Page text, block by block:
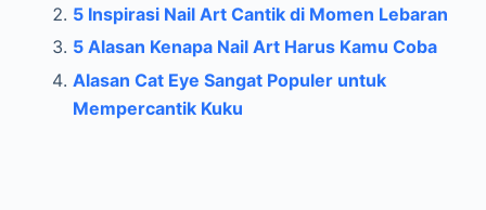
5 Inspirasi Nail Art Cantik di Momen Lebaran
5 Alasan Kenapa Nail Art Harus Kamu Coba
Alasan Cat Eye Sangat Populer untuk
Mempercantik Kuku